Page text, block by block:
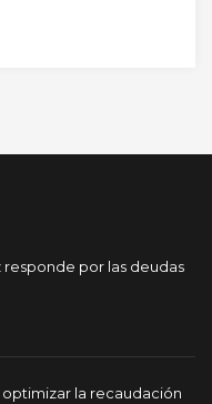
responde por las deudas
la recaudación